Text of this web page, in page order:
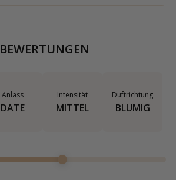
BEWERTUNGEN
Anlass
DATE
Intensität
MITTEL
Duftrichtung
BLUMIG